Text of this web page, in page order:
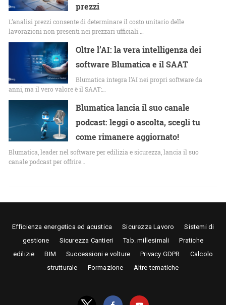
prezzi
L’analisi prezzi consente di determinare il costo unitario delle
lavorazioni non presenti nei prezzari ufficiali.…
Oltre l’AI: la vera intelligenza dei
software Blumatica e il SAAT
Blumatica integra l’AI nei propri software da
anni, ma il vero valore è il SAAT:…
Blumatica lancia il suo canale
podcast: leggi o ascolta, scegli tu
come rimanere aggiornato!
Blumatica, leader nel software per edilizia e sicurezza, lancia il suo
canale podcast per offrire…
Efficienza energetica ed acustica Sicurezza Lavoro
Sistemi di
gestione
Sicurezza Cantieri Tab. millesimali
Pratiche
edilizie
BIM Successioni e volture Privacy GDPR
Calcolo
strutturale
Formazione Altre tematiche